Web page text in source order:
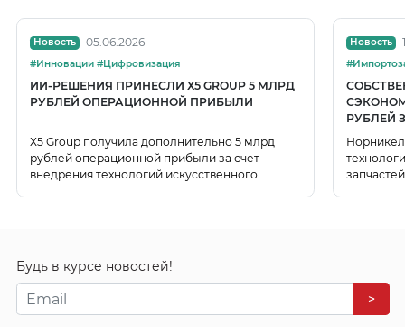
Новость 05.06.2026
#Инновации #Цифровизация
ИИ-РЕШЕНИЯ ПРИНЕСЛИ Х5 GROUP 5 МЛРД
РУБЛЕЙ ОПЕРАЦИОННОЙ ПРИБЫЛИ
Х5 Group получила дополнительно 5 млрд
рублей операционной прибыли за счет
внедрения технологий искусственного
Новость
РУБЛЕЙ
Будь в курсе новостей!
>